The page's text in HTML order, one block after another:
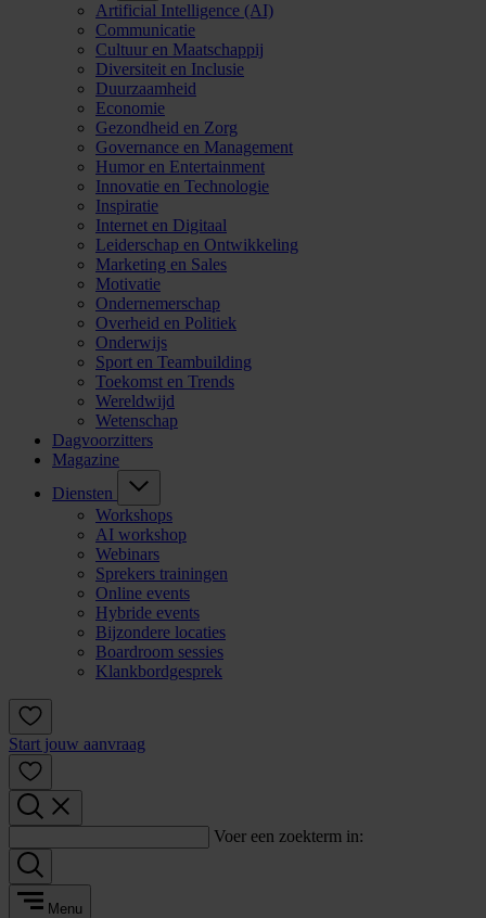
Artificial Intelligence (AI)
Communicatie
Cultuur en Maatschappij
Diversiteit en Inclusie
Duurzaamheid
Economie
Gezondheid en Zorg
Governance en Management
Humor en Entertainment
Innovatie en Technologie
Inspiratie
Internet en Digitaal
Leiderschap en Ontwikkeling
Marketing en Sales
Motivatie
Ondernemerschap
Overheid en Politiek
Onderwijs
Sport en Teambuilding
Toekomst en Trends
Wereldwijd
Wetenschap
Dagvoorzitters
Magazine
Diensten
Workshops
AI workshop
Webinars
Sprekers trainingen
Online events
Hybride events
Bijzondere locaties
Boardroom sessies
Klankbordgesprek
Start jouw aanvraag
Voer een zoekterm in:
Menu